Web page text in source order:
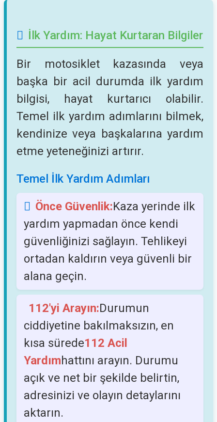
İlk Yardım: Hayat Kurtaran Bilgiler
Bir motosiklet kazasında veya
başka bir acil durumda ilk yardım
bilgisi, hayat kurtarıcı olabilir.
Temel ilk yardım adımlarını bilmek,
kendinize veya başkalarına yardım
etme yeteneğinizi artırır.
Temel İlk Yardım Adımları
Önce Güvenlik:Kaza yerinde ilk
yardım yapmadan önce kendi
güvenliğinizi sağlayın. Tehlikeyi
ortadan kaldırın veya güvenli bir
alana geçin.
112'yi Arayın:Durumun
ciddiyetine bakılmaksızın, en
kısa sürede112 Acil
Yardımhattını arayın. Durumu
açık ve net bir şekilde belirtin,
adresinizi ve olayın detaylarını
aktarın.